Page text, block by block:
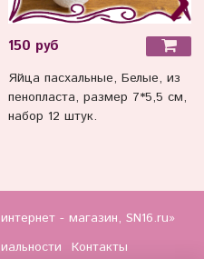
150 руб
Яйца пасхальные, Белые, из
пенопласта, размер 7*5,5 см,
набор 12 штук.
- магазин, SN16.ru»
Контакты